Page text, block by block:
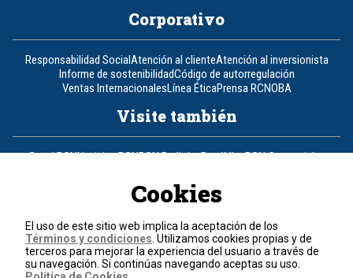
Corporativo
Responsabilidad SocialAtención al clienteAtención al inversionista
Informe de sostenibilidadCódigo de autorregulación
Ventas InternacionalesLínea ÉticaPrensa RCNOBA
Visite también
Canal RCNNoticias RCNRCN RadioLa RepúblicaRCN Comerciales
Un producto de RCN Televisión
Teléfono+57 (601) 426 92 92
Cookies
El uso de este sitio web implica la aceptación de los
Términos y condiciones . Utilizamos cookies propias y de
terceros para mejorar la experiencia del usuario a través de
su navegación. Si continúas navegando aceptas su uso.